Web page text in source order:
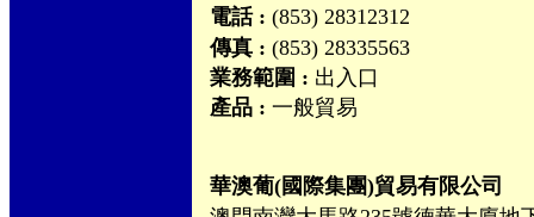
電話 :(853) 28312312
傳真 :(853) 28335563
業務範圍 : 出入口
產品 :一般貿易
華澳葡(國際集團)貿易有限公司